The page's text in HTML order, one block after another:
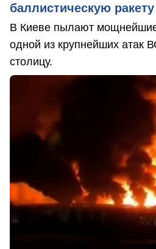
баллистическую ракету
В Киеве пылают
одной из крупнейших атак
столицу.